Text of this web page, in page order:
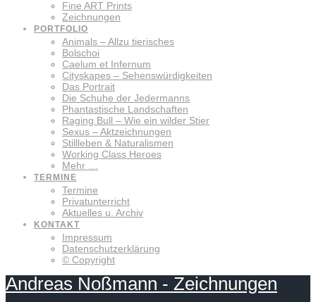
Fine ART Prints
Zeichnungen
PORTFOLIO
Animals – Allzu tierisches
Bolschoi
Caelum et Infernum
Cityskapes – Sehenswürdigkeiten
Das Portrait
Die Schuhe der Jedermanns
Phantastische Landschaften
Raging Bull – Wie ein wilder Stier
Sexus – Aktzeichnungen
Stillleben & Naturalismen
Working Class Heroes
Mehr …
TERMINE
Termine
Privatunterricht
Aktuelles u. Archiv
KONTAKT
Impressum
Datenschutzerklärung
© Copyright
Andreas Noßmann - Zeichnungen